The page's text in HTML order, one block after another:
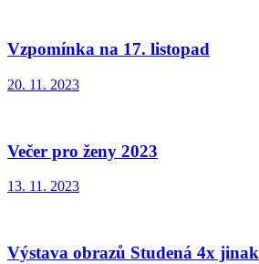
Vzpomínka na 17. listopad
20. 11. 2023
Večer pro ženy 2023
13. 11. 2023
Výstava obrazů Studená 4x jinak